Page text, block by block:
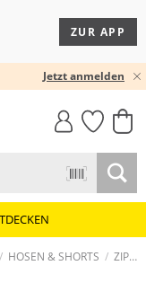
ZUR APP
Jetzt anmelden
MUST-HAVE
HOSEN & SHORTS ZIP OFF HOSEN